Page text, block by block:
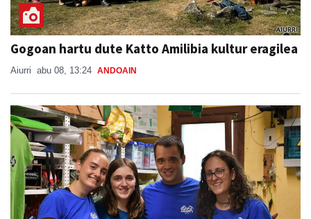
Gogoan hartu dute Katto Amilibia kultur eragilea
Aiurri abu 08, 13:24 ANDOAIN